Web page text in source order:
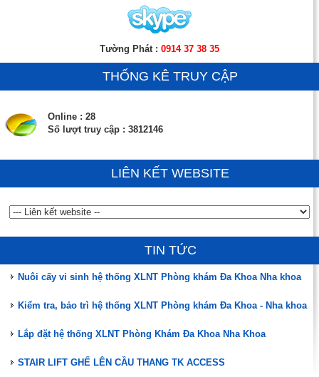
Tường Phát : 0914 37 38 35
THỐNG KÊ TRUY CẬP
Online : 28
Số lượt truy cập : 3812146
LIÊN KẾT WEBSITE
TIN TỨC
Đào tạo, hướng dẫn vận hành, chuyển giao công nghệ
ĐÃ CÓ HÀNG MÀNG MBR MEMSTAR (SINGAPORE)
Phân tích mẫu nước thải sau xử lý cho Phòng khám Đa Khoa -
Nuôi cấy vi sinh hệ thống XLNT Phòng khám Đa Khoa Nha khoa
Kiểm tra, bảo trì hệ thống XLNT Phòng khám Đa Khoa - Nha khoa
Lắp đặt hệ thống XLNT Phòng Khám Đa Khoa Nha Khoa
STAIR LIFT GHẾ LÊN CẦU THANG TK ACCESS